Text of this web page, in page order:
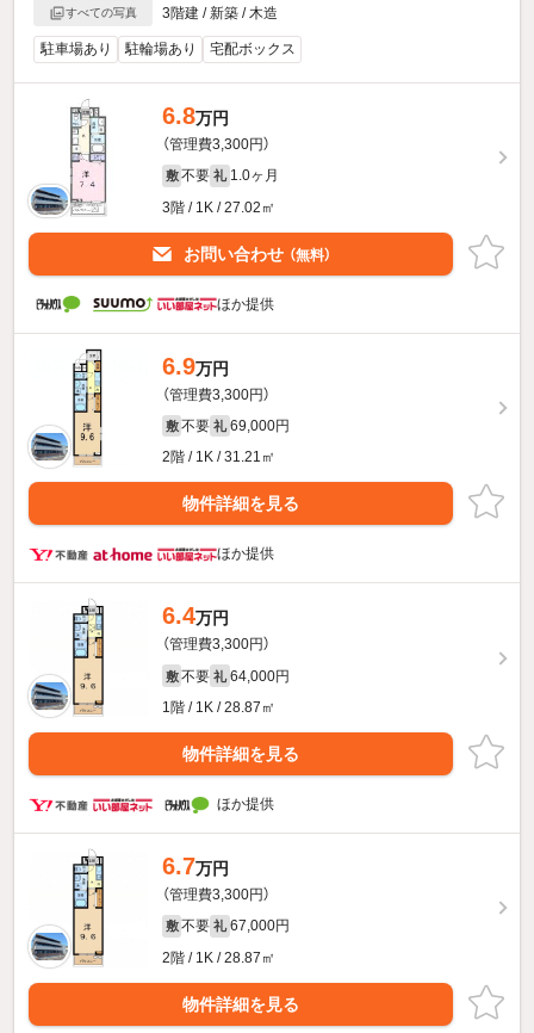
すべての写真
3階建 / 新築 / 木造
駐車場あり 駐輪場あり 宅配ボックス
6.8万円
（管理費3,300円）
敷 不要 礼 1.0ヶ月
3階 / 1K / 27.02㎡
お問い合わせ （無料）
ほか提供
6.9万円
（管理費3,300円）
敷 不要 礼 69,000円
2階 / 1K / 31.21㎡
物件詳細を見る
ほか提供
6.4万円
（管理費3,300円）
敷 不要 礼 64,000円
1階 / 1K / 28.87㎡
物件詳細を見る
ほか提供
6.7万円
（管理費3,300円）
敷 不要 礼 67,000円
2階 / 1K / 28.87㎡
物件詳細を見る